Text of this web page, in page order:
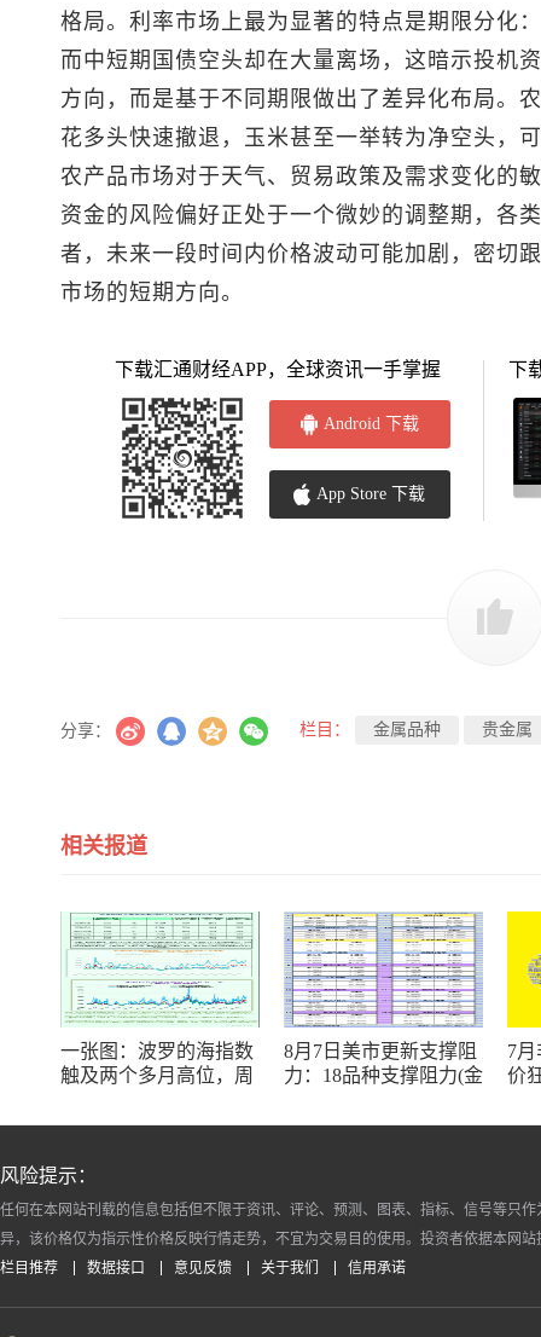
格局。利率市场上最为显著的特点是期限分化
而中短期国债空头却在大量离场，这暗示投机
方向，而是基于不同期限做出了差异化布局。
花多头快速撤退，玉米甚至一举转为净空头，
农产品市场对于天气、贸易政策及需求变化的
资金的风险偏好正处于一个微妙的调整期，各
者，未来一段时间内价格波动可能加剧，密切
市场的短期方向。
下载汇通财经APP，全球资讯一手掌握
Android 下载
App Store 下载
下
分享： 栏目： 金属品种 贵金属
相关报道
一张图：波罗的海指数
触及两个多月高位，周
8月7日美市更新支撑阻
力：18品种支撑阻力(金
十大货币对)
7
价
风险提示：
任何在本网站刊载的信息包括但不限于资讯、评论、预测、图表、指标、信号等只
异，该价格仅为指示性价格反映行情走势，不宜为交易目的使用。投资者依据本网
栏目推荐
数据接口 意见反馈 关于我们 信用承诺